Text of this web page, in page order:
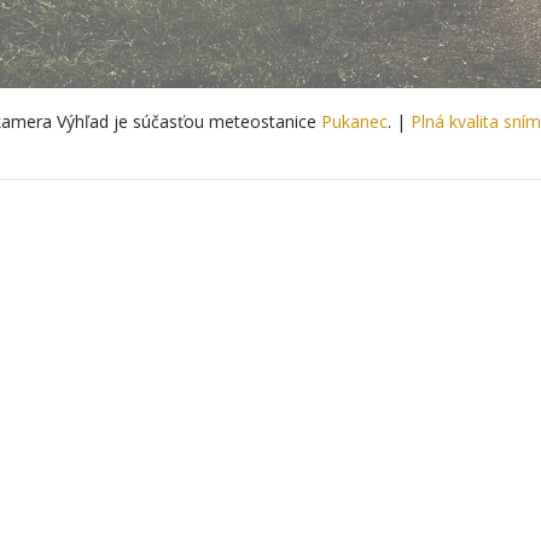
Výhľad je súčasťou meteostanice Pukanec. | Plná kvalita